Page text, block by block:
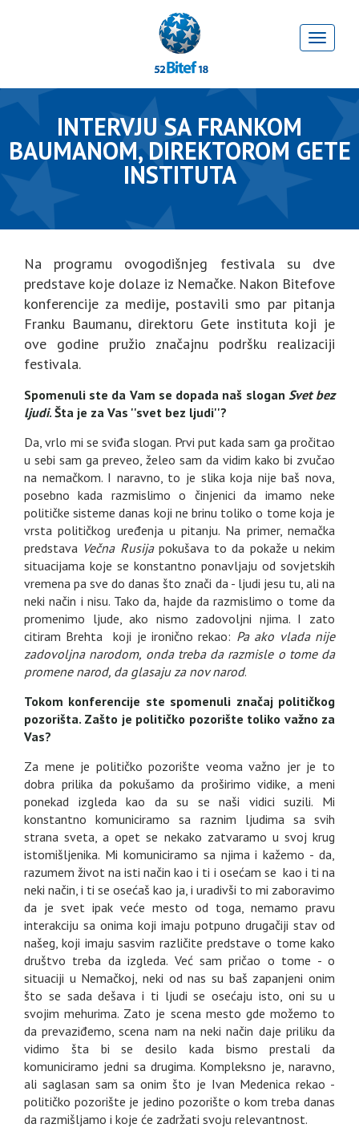
INTERVJU SA FRANKOM
BAUMANOM, DIREKTOROM GETE
INSTITUTA
Na programu ovogodišnjeg festivala su dve
predstave koje dolaze iz Nemačke. Nakon Bitefove
konferencije za medije, postavili smo par pitanja
Franku Baumanu, direktoru Gete instituta koji je
ove godine pružio značajnu podršku realizaciji
festivala.
Spomenuli ste da Vam se dopada naš slogan Svet bez
ljudi. Šta je za Vas ''svet bez ljudi''?
Da, vrlo mi se sviđa slogan. Prvi put kada sam ga pročitao
u sebi sam ga preveo, želeo sam da vidim kako bi zvučao
na nemačkom. I naravno, to je slika koja nije baš nova,
posebno kada razmislimo o činjenici da imamo neke
političke sisteme danas koji ne brinu toliko o tome koja je
vrsta političkog uređenja u pitanju. Na primer, nemačka
predstava Večna Rusijapokušava to da pokaže u nekim
situacijama koje se konstantno ponavljaju od sovjetskih
vremena pa sve do danas što znači da - ljudi jesu tu, ali na
neki način i nisu. Tako da, hajde da razmislimo o tome da
promenimo ljude, ako nismo zadovoljni njima. I zato
citiram Brehta koji je ironično rekao: Pa ako vlada nije
zadovoljna narodom, onda treba da razmisle o tome da
promene narod, da glasaju za nov narod.
Tokom konferencije ste spomenuli značaj političkog
pozorišta. Zašto je političko pozorište toliko važno za
Vas?
Za mene je političko pozorište veoma važno jer je to
dobra prilika da pokušamo da proširimo vidike, a meni
ponekad izgleda kao da su se naši vidici suzili. Mi
konstantno komuniciramo sa raznim ljudima sa svih
strana sveta, a opet se nekako zatvaramo u svoj krug
istomišljenika. Mi komuniciramo sa njima i kažemo - da,
razumem život na isti način kao i ti i osećam se kao i ti na
neki način, i ti se osećaš kao ja, i uradivši to mi zaboravimo
da je svet ipak veće mesto od toga, nemamo pravu
interakciju sa onima koji imaju potpuno drugačiji stav od
našeg, koji imaju sasvim različite predstave o tome kako
društvo treba da izgleda. Već sam pričao o tome - o
situaciji u Nemačkoj, neki od nas su baš zapanjeni onim
što se sada dešava i ti ljudi se osećaju isto, oni su u
svojim mehurima. Zato je scena mesto gde možemo to
da prevaziđemo, scena nam na neki način daje priliku da
vidimo šta bi se desilo kada bismo prestali da
komuniciramo jedni sa drugima. Kompleksno je, naravno,
ali saglasan sam sa onim što je Ivan Medenica rekao -
političko pozorište je jedino pozorište o kom treba danas
da razmišljamo i koje će zadržati svoju relevantnost.